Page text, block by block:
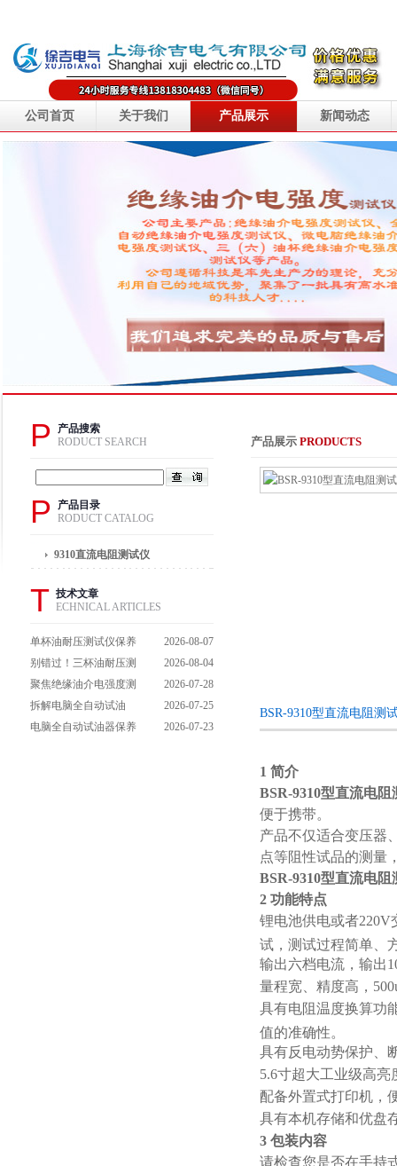
公司首页 关于我们 产品展示 新闻动态
P
产品搜索
RODUCT SEARCH
P
产品目录
RODUCT CATALOG
9310直流电阻测试仪
T 技术文章
ECHNICAL ARTICLES
单杯油耐压测试仪保养
避坑指南：细节做到
位，设备不闹脾气
2026-08-07
别错过！三杯油耐压测
试仪操作流程全解析，
一步到位不踩坑
2026-08-04
聚焦绝缘油介电强度测
试仪：那些决定检测效
能的关键特点
2026-07-28
拆解电脑全自动试油
器：核心组成部件，藏
2026-07-25
电脑全自动试油器保养
2026-07-23
产品展示 PRODUCTS
BSR-9310型直流电阻测
1 简介
BSR-9310型直流电阻
便于携带。
产品不仅适合变压器
点等阻性试品的测量
BSR-9310型直流电阻
2 功能特点
锂电池供电或者
试，测试过程简单、
输出六档电流，输出
量程宽、精度高，
具有电阻温度换算功
值的准确性。
具有反电动势保护、
5.6寸超大工业级高
配备外置式打印机，
具有本机存储和优盘
3 包装内容
请检查您是否在手持